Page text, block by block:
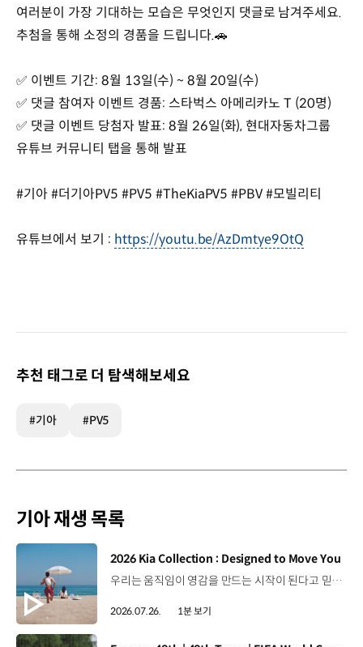
여러분이 가장 기대하는 모습은 무엇인지 댓글로 남겨주세요.
추첨을 통해 소정의 경품을 드립니다.🚗
✅️ 이벤트 기간: 8월 13일(수) ~ 8월 20일(수)
✅️ 댓글 참여자 이벤트 경품: 스타벅스 아메리카노 T (20명)
✅️ 댓글 이벤트 당첨자 발표: 8월 26일(화), 현대자동차그룹
유튜브 커뮤니티 탭을 통해 발표
#기아 #더기아PV5 #PV5 #TheKiaPV5 #PBV #모빌리티
유튜브에서 보기 : https://youtu.be/AzDmtye9OtQ
추천 태그로 더 탐색해보세요
#기아 #PV5
기아 재생 목록
[동영상]
2026 Kia Collection : Designed to Move You
우리는 움직임이 영감을 만드는 시작이 된다고 믿습니다. 기아만의 Movement로 당신의 일상에 영감을 더해줄 2026 Kia Collection을 만나보세요. Designed to move you. Kia Collection 자세히 보기 ▶ #Kia #기아 #KiaCollection #기아컬렉션 #Designedtomoveyou #lifestyle
2026.07.26. 1분 보기